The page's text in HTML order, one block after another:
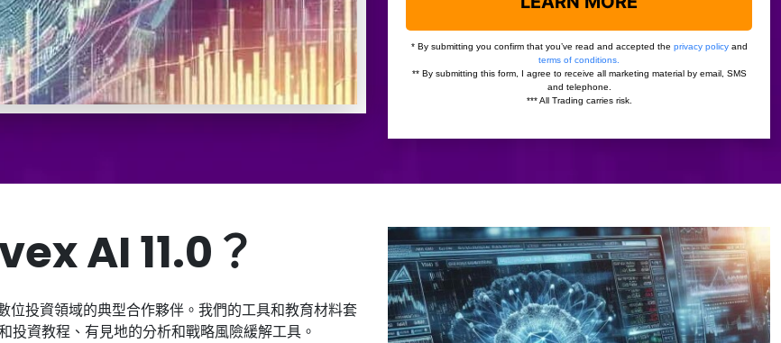
AI 11.0？
位投資領域的典型合作夥伴。我們的工具和教育材料套
資教程、有見地的分析和戰略風險緩解工具。